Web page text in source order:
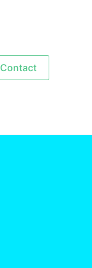
Contact